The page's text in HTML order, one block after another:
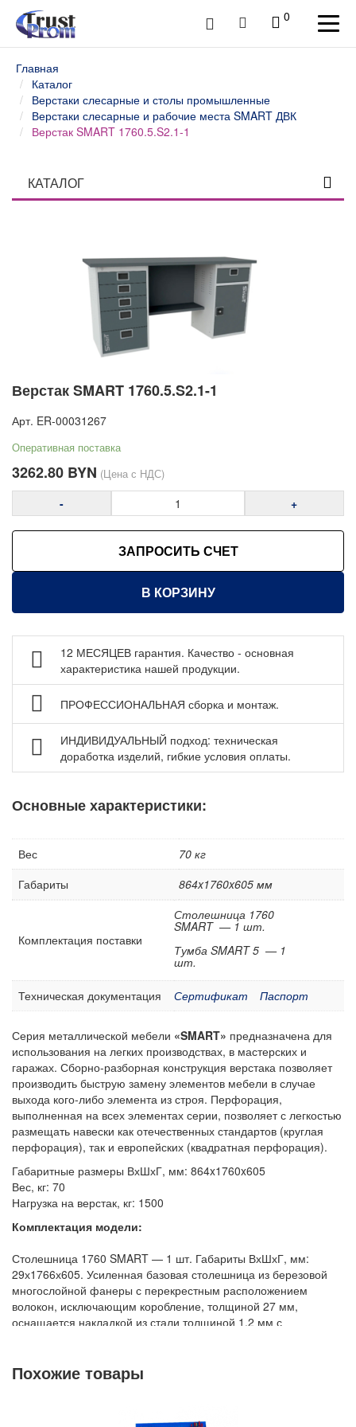
0
Главная
Каталог
Верстаки слесарные и столы промышленные
Верстаки слесарные и рабочие места SMART ДВК
Верстак SMART 1760.5.S2.1-1
КАТАЛОГ
Верстаки и столы слесарные WOKER ДВК
Верстаки слесарные и рабочие места WOKER PRO
Верстаки слесарные и рабочие места SMART ДВК
Верстаки слесарные и рабочие места COMBAT ДВК
Верстаки слесарные Gresson
Столы производственные МЕТЕХ
Столы промышленные Gresson
Двухуровневые столы Gresson
Островные столы Gresson
Верстаки и столы производственные Металл-завод
Складные верстаки и козлы строительные Стелла-
Светильники для столов и рабочих мест ДВК
Рабочие панели и экраны WOKER ДВК
Комплектующие WOKER ДВК
Комплектующие SMART ДВК
Комплектующие COMBAT ДВК
Аксессуары для верстаков Gresson
Аксессуары для столов промышленных Gresson
заказу
Шкафы инструментальные
Тележки и тумбы для инструмента
Тумбы, шкафы и тележки диагностические /
Антистатическая мебель ESD
Мебель для чистых помещений
Перфорированные панели, подвесы и крюки
Пластиковые лотки и ячейки
Стеллажи металлические
Шкафы металлические
Сейфы
Рабочие стулья
Тележки ручные для перевозки грузов
Колеса и колесные опоры
Аксессуары для сварки
Грузоподъемное оборудование
Нестандартные изделия
Платформы подкатные SF
Верстак SMART 1760.5.S2.1-1
Арт. ER-00031267
Оперативная поставка
3262.80 BYN (Цена с НДС)
- +
ЗАПРОСИТЬ СЧЕТ
В КОРЗИНУ
12 МЕСЯЦЕВ гарантия. Качество - основная
характеристика нашей продукции.
ПРОФЕССИОНАЛЬНАЯ сборка и монтаж.
ИНДИВИДУАЛЬНЫЙ подход: техническая
доработка изделий, гибкие условия оплаты.
Основные характеристики:
Вес
70 кг
Габариты
864x1760x605 мм
Комплектация поставки
Столешница 1760
SMART — 1 шт.
Тумба SMART 5 — 1
шт.
Техническая документация Сертификат Паспорт
Серия металлической мебели «SMART» предназначена для
использования на легких производствах, в мастерских и
гаражах. Сборно-разборная конструкция верстака позволяет
производить быструю замену элементов мебели в случае
выхода кого-либо элемента из строя. Перфорация,
выполненная на всех элементах серии, позволяет с легкостью
размещать навески как отечественных стандартов (круглая
перфорация), так и европейских (квадратная перфорация).
Габаритные размеры ВхШхГ, мм: 864x1760x605
Вес, кг: 70
Нагрузка на верстак, кг: 1500
Комплектация модели:
Столешница 1760 SMART — 1 шт. Габариты ВхШхГ, мм:
29х1766х605. Усиленная базовая столешница из березовой
многослойной фанеры с перекрестным расположением
волокон, исключающим коробление, толщиной 27 мм,
оснащается накладкой из стали толщиной 1,2 мм с
500. Тумба имеет две изолированные зоны хранения:
Похожие товары